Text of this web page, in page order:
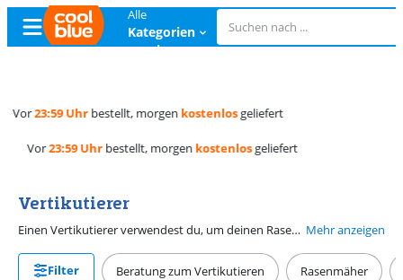
Alle
Kategorien
ansehen
Kostenlosumtauschen
Kostenlosumtauschen
Vertikutierer
Einen Vertikutierer verwendest du, um deinen Rasen zu belüften. Man bezeichnet einen Vertikutierer daher auch als Rasenlüfter. Einen Vertikutierer verwendest du im Frühling und im Herbst. Er entfernt Moos, Unkraut und Rasenfilz. Ein belüfteter Rasen kann Luft, Wasser und Nährstoffe besser aufnehmen. Bitte beachte, dass du für einen elektrischen Vertikutierer ein Verlängerungskabel brauchst. Du kannst dir jedoch auch einen akkubetriebenen Vertikutierer kaufen. Mehr anzeigen
Filter Beratung zum Vertikutieren Rasenmäher